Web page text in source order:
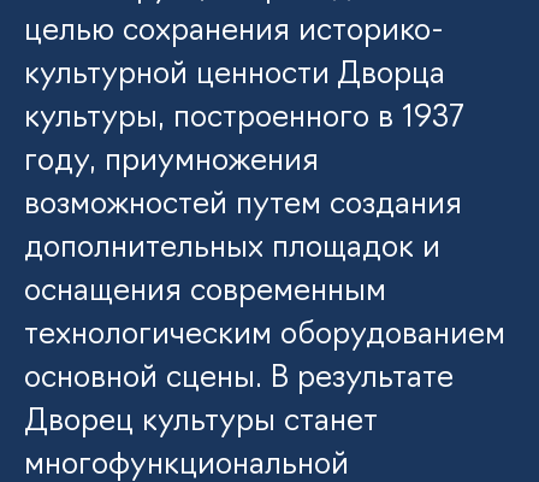
целью сохранения историко-
культурной ценности Дворца
культуры, построенного в 1937
году, приумножения
возможностей путем создания
дополнительных площадок и
оснащения современным
технологическим оборудованием
основной сцены. В результате
Дворец культуры станет
многофункциональной